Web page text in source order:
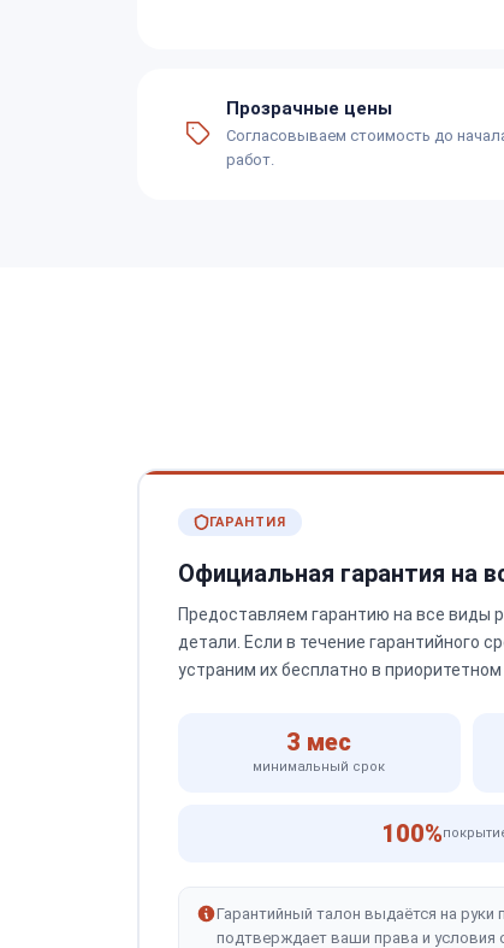
Прозрачные цены
Согласовываем стоимость до
работ.
ГАРАНТИЯ
Официальная гарантия на
Предоставляем гарантию на все виды
детали. Если в течение гарантийного
устраним их бесплатно в приоритетном
3 мес
минимальный срок
100%
Гарантийный талон выдаётся на
подтверждает ваши права и условия